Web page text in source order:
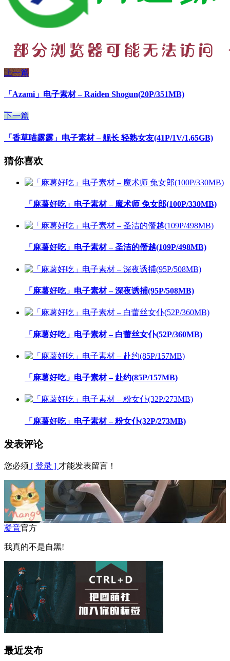
上一篇
「Azami」电子素材 – Raiden Shogun(20P/351MB)
下一篇
「香草喵露露」电子素材 – 舰长 轻熟女友(41P/1V/1.65GB)
猜你喜欢
「麻薯好吃」电子素材 – 魔术师 兔女郎(100P/330MB)
「麻薯好吃」电子素材 – 圣洁的僭越(109P/498MB)
「麻薯好吃」电子素材 – 深夜诱捕(95P/508MB)
「麻薯好吃」电子素材 – 白蕾丝女仆(52P/360MB)
「麻薯好吃」电子素材 – 赴约(85P/157MB)
「麻薯好吃」电子素材 – 粉女仆(32P/273MB)
发表评论
您必须 [ 登录 ] 才能发表留言！
凝音官方
我真的不是自黑!
最近发布